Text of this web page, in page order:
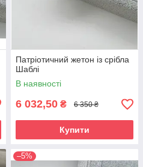
Патріотичний жетон із срібла
Шаблі
В наявності
6 032,50 ₴ 6 350 ₴
Купити
–5%